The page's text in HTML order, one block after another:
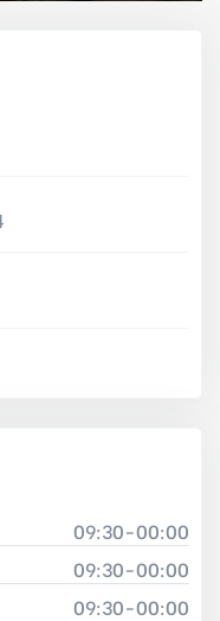
09:30-00:00
09:30-00:00
09:30-00:00